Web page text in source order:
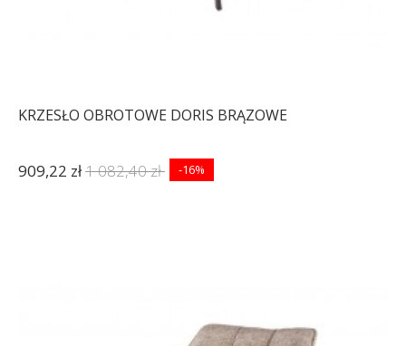
KRZESŁO OBROTOWE DORIS BRĄZOWE
909,22 zł1 082,40 zł -16%